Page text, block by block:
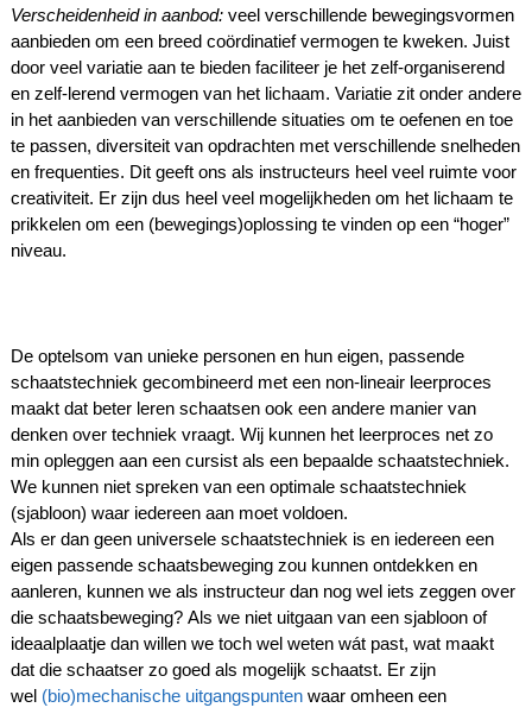
Verscheidenheid in aanbod:veel verschillende bewegingsvormen
aanbieden om een breed coördinatief vermogen te kweken. Juist
door veel variatie aan te bieden faciliteer je het zelf-organiserend
en zelf-lerend vermogen van het lichaam. Variatie zit onder andere
in het aanbieden van verschillende situaties om te oefenen en toe
te passen, diversiteit van opdrachten met verschillende snelheden
en frequenties. Dit geeft ons als instructeurs heel veel ruimte voor
creativiteit. Er zijn dus heel veel mogelijkheden om het lichaam te
prikkelen om een (bewegings)oplossing te vinden op een “hoger”
niveau.
De optelsom van unieke personen en hun eigen, passende
schaatstechniek gecombineerd met een non-lineair leerproces
maakt dat beter leren schaatsen ook een andere manier van
denken over techniek vraagt. Wij kunnen het leerproces net zo
min opleggen aan een cursist als een bepaalde schaatstechniek.
We kunnen niet spreken van een optimale schaatstechniek
(sjabloon) waar iedereen aan moet voldoen.
Als er dan geen universele schaatstechniek is en iedereen een
eigen passende schaatsbeweging zou kunnen ontdekken en
aanleren, kunnen we als instructeur dan nog wel iets zeggen over
die schaatsbeweging? Als we niet uitgaan van een sjabloon of
ideaalplaatje dan willen we toch wel weten wát past, wat maakt
dat die schaatser zo goed als mogelijk schaatst. Er zijn
wel (bio)mechanische uitgangspuntenwaar omheen een